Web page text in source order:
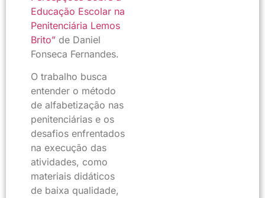
Educação Escolar na
Penitenciária Lemos
Brito” de Daniel
Fonseca Fernandes.
O trabalho busca
entender o método
de alfabetização nas
penitenciárias e os
desafios enfrentados
na execução das
atividades, como
materiais didáticos
de baixa qualidade,